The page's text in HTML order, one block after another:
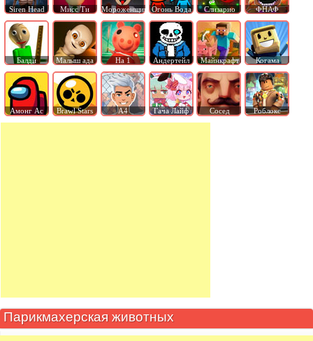
Siren Head Мисс Ти Мороженщик Огонь Вода Слизарио ФНАФ
Балди Малыш ада На 1 Андертейл Майнкрафт Когама
Амонг Ас Brawl Stars А4 Гача Лайф Сосед Роблокс
Парикмахерская животных